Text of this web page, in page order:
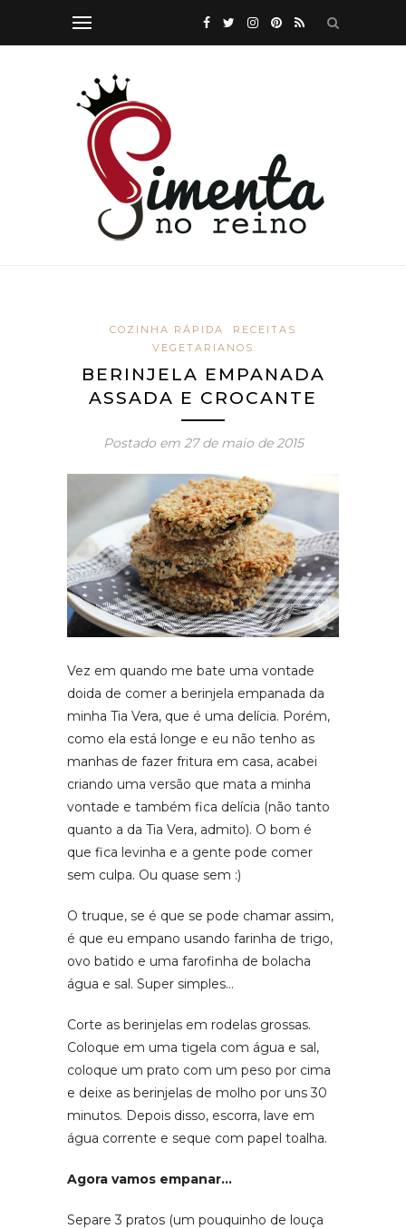
COZINHA RÁPIDA
RECEITAS
VEGETARIANOS
BERINJELA EMPANADA
ASSADA E CROCANTE
Postado em 27 de maio de 2015
Vez em quando me bate uma vontade
doida de comer a berinjela empanada da
minha Tia Vera, que é uma delícia. Porém,
como ela está longe e eu não tenho as
manhas de fazer fritura em casa, acabei
criando uma versão que mata a minha
vontade e também fica delícia (não tanto
quanto a da Tia Vera, admito). O bom é
que fica levinha e a gente pode comer
sem culpa. Ou quase sem :)
O truque, se é que se pode chamar assim,
é que eu empano usando farinha de trigo,
ovo batido e uma farofinha de bolacha
água e sal. Super simples…
Corte as berinjelas em rodelas grossas.
Coloque em uma tigela com água e sal,
coloque um prato com um peso por cima
e deixe as berinjelas de molho por uns 30
minutos. Depois disso, escorra, lave em
água corrente e seque com papel toalha.
Agora vamos empanar…
Separe 3 pratos (um pouquinho de louça